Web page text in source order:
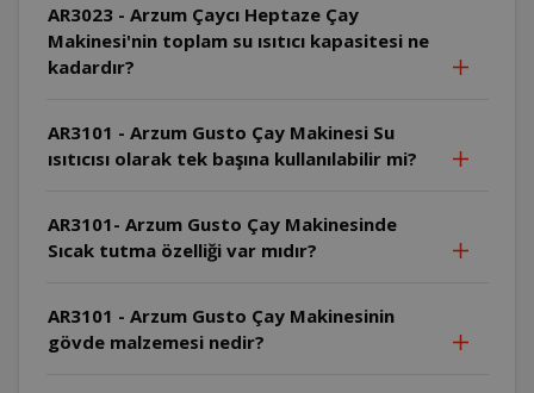
AR3023 - Arzum Çaycı Heptaze Çay
Makinesi'nin toplam su ısıtıcı kapasitesi ne
kadardır?
AR3101 - Arzum Gusto Çay Makinesi Su
ısıtıcısı olarak tek başına kullanılabilir mi?
AR3101- Arzum Gusto Çay Makinesinde
Sıcak tutma özelliği var mıdır?
AR3101 - Arzum Gusto Çay Makinesinin
gövde malzemesi nedir?